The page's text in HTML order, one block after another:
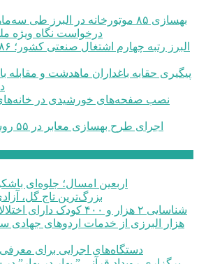
بهسازی ۸۵ موتورخانه در البرز طی سه‌ماهه نخست امسال
درخواست نگاه ویژه
اجرای طرح بهسازی معابر در ۵۵ روستای استان البرز
اربعین امسال؛ جلوه‌ای
بزرگ‌ترین تاج گل،
شناسایی ۲ هزار و ۴۰۰ کودک دارای اختلالات بینایی در البرز
دستگاه‌های اجرایی برای